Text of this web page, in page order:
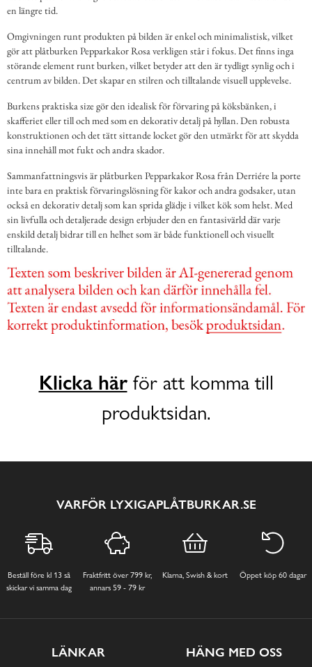
en längre tid.
Omgivningen runt produkten på bilden är enkel och minimalistisk, vilket
gör att plåtburken Pepparkakor Rosa verkligen står i fokus. Det finns inga
störande element runt burken, vilket betyder att den är tydligt synlig och i
centrum av bilden. Det skapar en stilren och tilltalande visuell upplevelse.
Burkens praktiska size gör den idealisk för förvaring på köksbänken, i
skafferiet eller till och med som en dekorativ detalj på hyllan. Den robusta
konstruktionen och det tätt sittande locket gör den utmärkt för att skydda
sina innehåll mot fukt och andra skador.
Sammanfattningsvis är plåtburken Pepparkakor Rosa från Derriére la porte
inte bara en praktisk förvaringslösning för kakor och andra godsaker, utan
också en dekorativ detalj som kan sprida glädje i vilket kök som helst. Med
sin livfulla och detaljerade design erbjuder den en fantasivärld där varje
enskild detalj bidrar till en helhet som är både funktionell och visuellt
tilltalande.
Klicka härför att komma till
produktsidan.
VARFÖR LYXIGAPLÅTBURKAR.SE
Beställ före kl 13 så
skickar vi samma dag
Fraktfritt över 799 kr,
annars 59 - 79 kr
Klarna, Swish & kort Öppet köp 60 dagar
LÄNKAR HÄNG MED OSS